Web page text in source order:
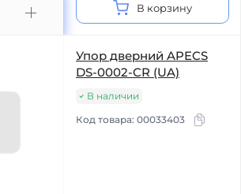
В корзину
Упор дверний APECS
DS-0002-CR (UA)
В наличии
Код товара: 00033403